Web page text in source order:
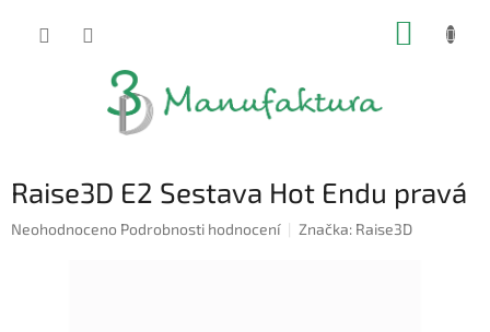
Raise3D E2 Sestava Hot Endu pravá
Průměrné
Neohodnoceno Podrobnosti hodnocení Značka: Raise3D